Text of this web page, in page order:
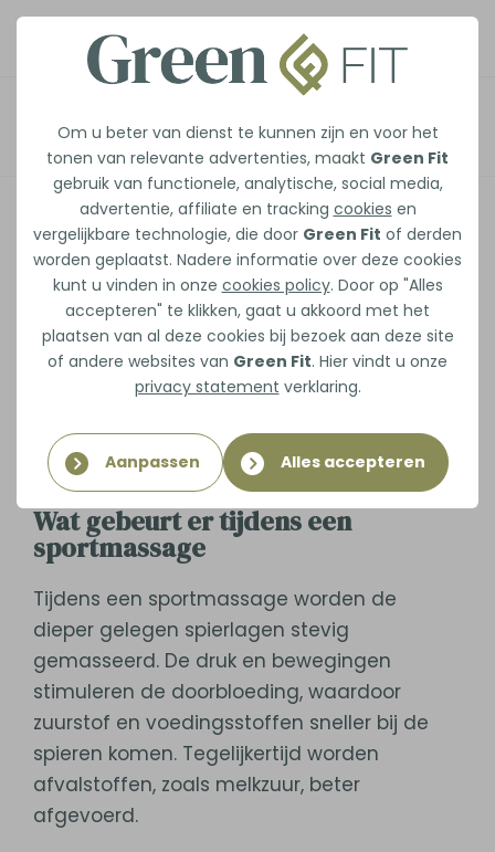
Om u beter van dienst te kunnen zijn en voor het
tonen van relevante advertenties, maakt Green Fit
gebruik van functionele, analytische, social media,
advertentie, affiliate en tracking cookies en
vergelijkbare technologie, die door Green Fit of derden
worden geplaatst. Nadere informatie over deze cookies
kunt u vinden in onze cookies policy. Door op "Alles
accepteren" te klikken, gaat u akkoord met het
plaatsen van al deze cookies bij bezoek aan deze site
of andere websites van Green Fit. Hier vindt u onze
privacy statement verklaring.
Aanpassen Alles accepteren
Afspraak maken
Wat doet
sportmassage met je
spieren
Na een intensieve training, wedstrijd of
lange werkdag kunnen je spieren vermoeid
en stijf aanvoelen. Een sportmassage helpt
om die spanning te verminderen en het
herstel te versnellen. Maar wat gebeurt er
precies in je spieren tijdens zo’n
behandeling?
Wat gebeurt er tijdens een
sportmassage
Tijdens een sportmassage worden de
dieper gelegen spierlagen stevig
gemasseerd. De druk en bewegingen
stimuleren de doorbloeding, waardoor
zuurstof en voedingsstoffen sneller bij de
spieren komen. Tegelijkertijd worden
afvalstoffen, zoals melkzuur, beter
afgevoerd.